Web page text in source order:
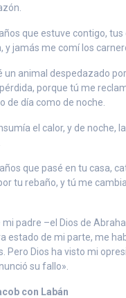
que estuve contigo,
y jamás me comí los
un animal despedazado
porque tú me
de día como de noche.
el calor, y de noche,
que pasé en tu casa,
tu rebaño, y tú me
mi padre –el Dios de
estado de mi parte, me
Pero Dios ha visto mi
su fallo».
con Labán